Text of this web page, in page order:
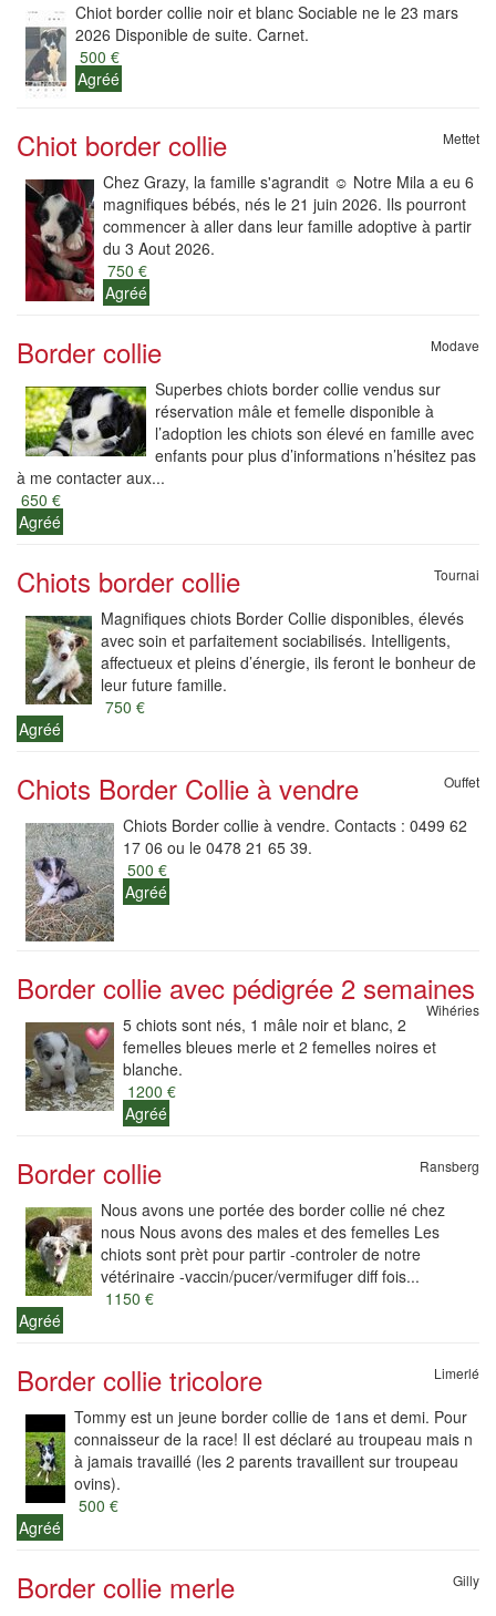
Chiot border collie noir et blanc Sociable ne le 23 mars
2026 Disponible de suite. Carnet.
500 €
Agréé
Chiot border collie Mettet
Chez Grazy, la famille s'agrandit ☺️ Notre Mila a eu 6
magnifiques bébés, nés le 21 juin 2026. Ils pourront
commencer à aller dans leur famille adoptive à partir
du 3 Aout 2026.
750 €
Agréé
Border collie Modave
Superbes chiots border collie vendus sur
réservation mâle et femelle disponible à
l’adoption les chiots son élevé en famille avec
enfants pour plus d’informations n’hésitez pas
à me contacter aux...
650 €
Agréé
Chiots border collie Tournai
Magnifiques chiots Border Collie disponibles, élevés
avec soin et parfaitement sociabilisés. Intelligents,
affectueux et pleins d’énergie, ils feront le bonheur de
leur future famille.
750 €
Agréé
Chiots Border Collie à vendre Ouffet
Chiots Border collie à vendre. Contacts : 0499 62
17 06 ou le 0478 21 65 39.
500 €
Agréé
Border collie avec pédigrée 2 semaines
Wihéries
5 chiots sont nés, 1 mâle noir et blanc, 2
femelles bleues merle et 2 femelles noires et
blanche.
1200 €
Agréé
Border collie Ransberg
Nous avons une portée des border collie né chez
nous Nous avons des males et des femelles Les
chiots sont prèt pour partir -controler de notre
vétérinaire -vaccin/pucer/vermifuger diff fois...
1150 €
Agréé
Border collie tricolore Limerlé
Tommy est un jeune border collie de 1ans et demi. Pour
connaisseur de la race! Il est déclaré au troupeau mais n
à jamais travaillé (les 2 parents travaillent sur troupeau
ovins).
500 €
Agréé
Border collie merle Gilly